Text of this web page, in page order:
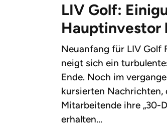
LIV Golf:
Hauptinvestor
Neuanfang für LIV Golf
neigt sich ein
Ende. Noch im
kursierten Nachrichten,
Mitarbeitende ihre „30-
erhalten...